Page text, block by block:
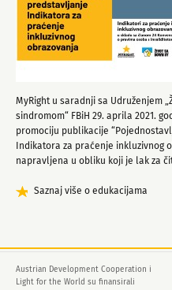
MyRight u saradnji sa Udruženjem
sindromom“ FBiH 29. aprila 2021.
promociju publikacije
Indikatora za praćenje inkluzivnog
napravljena u obliku koji je lak za
Saznaj više o edukacijama
Austrian Development Cooperation i
Light for the World su finansirali